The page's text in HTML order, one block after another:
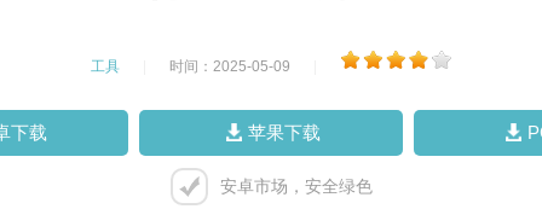
工具 时间：2025-05-09
下载 苹果下载
安卓市场，安全绿色